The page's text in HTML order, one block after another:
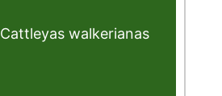
Cattleyas walkerianas